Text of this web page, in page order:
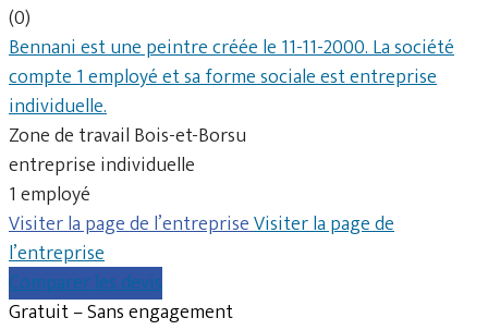
(0)
Bennani est une peintre créée le 11-11-2000. La société
compte 1 employé et sa forme sociale est entreprise
individuelle.
Zone de travail Bois-et-Borsu
entreprise individuelle
1 employé
Visiter la page de l’entrepriseVisiter la page de
l’entreprise
Comparer les devis
Gratuit – Sans engagement